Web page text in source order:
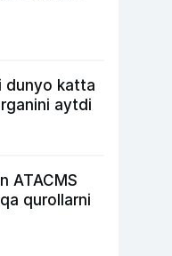
dunyo katta
aytdi
ATACMS
qurollarni